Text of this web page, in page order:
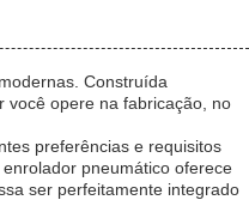
Construída
você opere na fabricação, no
preferências e requisitos
pneumático oferece
ser perfeitamente integrado